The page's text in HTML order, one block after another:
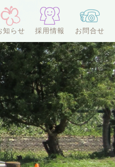
知らせ 採用情報 お問合せ